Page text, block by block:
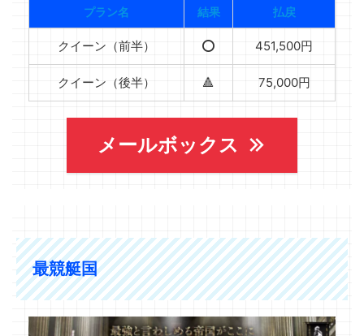
プラン名 結果 払戻
クイーン（前半） ⭕️ 451,500円
クイーン（後半） 🔺 75,000円
メールボックス
最競艇国